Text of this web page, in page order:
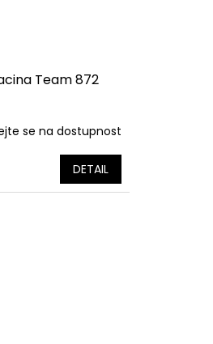
Team 872
se na dostupnost
DETAIL